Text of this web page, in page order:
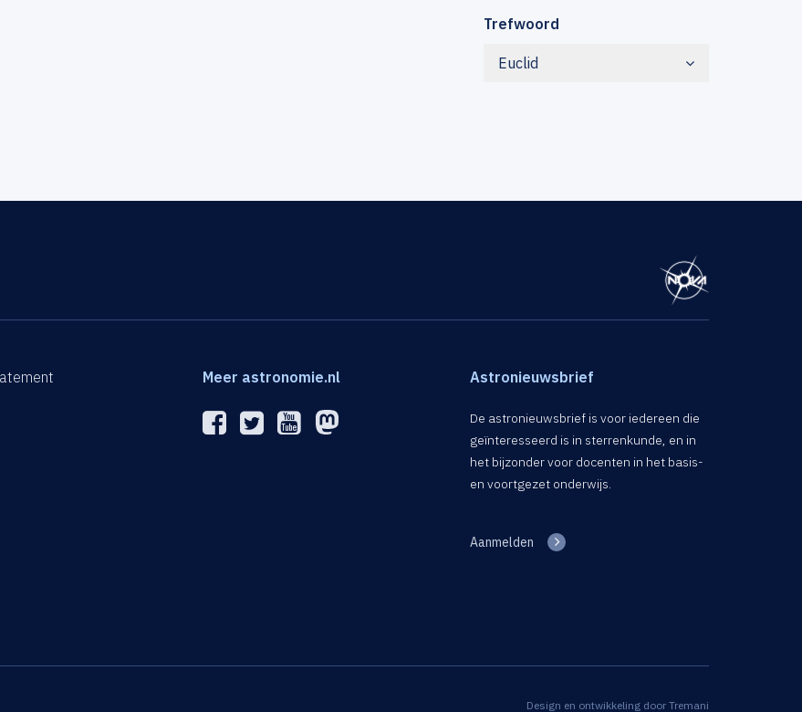
Trefwoord
Euclid
Meer astronomie.nl Astronieuwsbrief
De astronieuwsbrief is voor iedereen die
geïnteresseerd is in sterrenkunde, en in
het bijzonder voor docenten in het basis-
en voortgezet onderwijs.
Aanmelden
Design en ontwikkeling door Tremani